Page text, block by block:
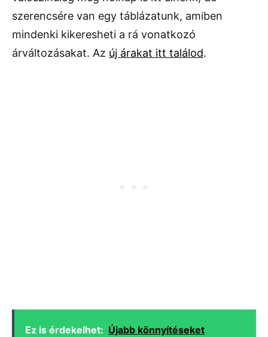
szerencsére van egy táblázatunk, amiben
mindenki kikeresheti a rá vonatkozó
árváltozásakat. Az új árakat itt találod.
Ez is érdekelhet: Újabb könnyítéseket